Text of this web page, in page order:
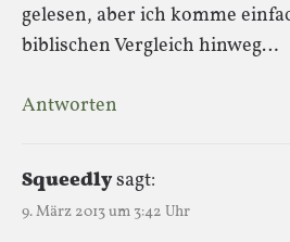
gelesen, aber ich komme
biblischen Vergleich hinweg…
Antworten
Squeedlysagt:
9. März 2013 um 3:42 Uhr